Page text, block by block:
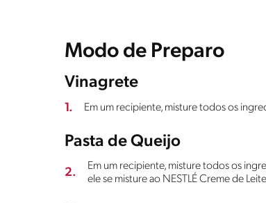
Modo de Preparo
Vinagrete
1. Em um recipiente, misture todos os
Pasta de Queijo
2.
Em um recipiente, misture todos os
ele se misture ao NESTLÉ Creme de